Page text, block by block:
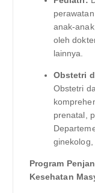
anak-
oleh
lainnya.
Obstetri
Obstetri
prenatal,
ginekolog,
Program
Kesehatan